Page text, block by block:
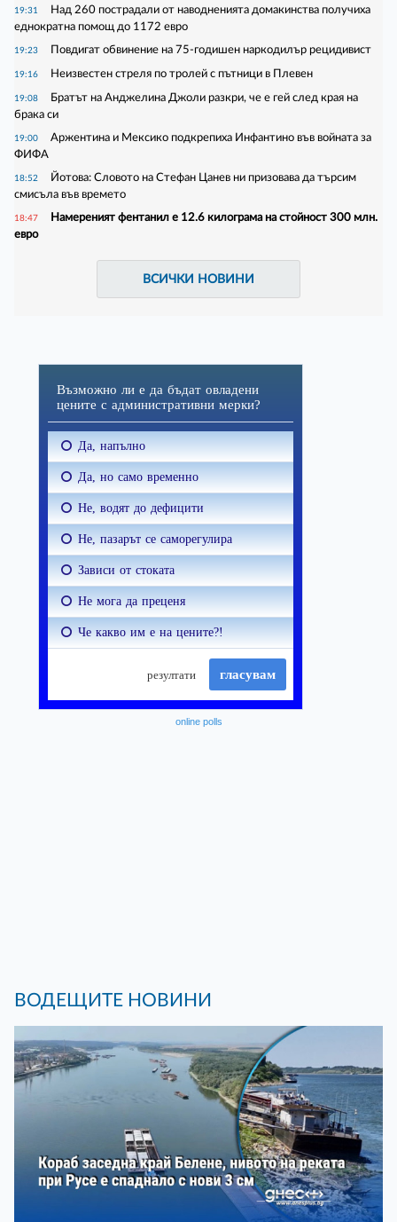
19:31
Над 260 пострадали от наводненията домакинства получиха
еднократна помощ до 1172 евро
19:23 Повдигат обвинение на 75-годишен наркодилър рецидивист
19:16 Неизвестен стреля по тролей с пътници в Плевен
19:08
Братът на Анджелина Джоли разкри, че е гей след края на
брака си
19:00
Аржентина и Мексико подкрепиха Инфантино във войната за
ФИФА
18:52
Йотова: Словото на Стефан Цанев ни призовава да търсим
смисъла във времето
18:47
Намереният фентанил е 12.6 килограма на стойност 300 млн.
евро
ВСИЧКИ НОВИНИ
online polls
ВОДЕЩИТЕ НОВИНИ